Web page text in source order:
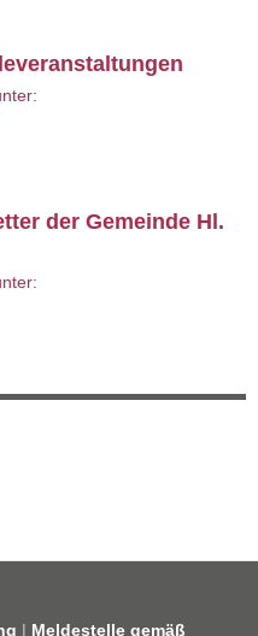
der Gemeinde Hl.
| Meldestelle gemäß